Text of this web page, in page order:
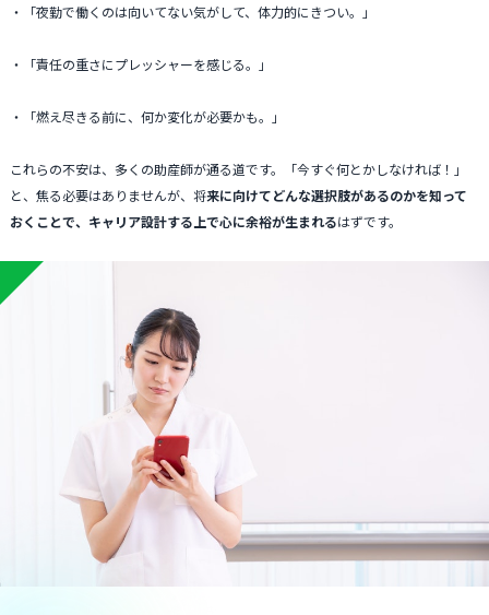
・「夜勤で働くのは向いてない気がして、体力的にきつい。」
・「責任の重さにプレッシャーを感じる。」
・「燃え尽きる前に、何か変化が必要かも。」
これらの不安は、多くの助産師が通る道です。「今すぐ何とかしなければ！」
と、焦る必要はありませんが、将来に向けてどんな選択肢があるのかを知って
おくことで、キャリア設計する上で心に余裕が生まれるはずです。